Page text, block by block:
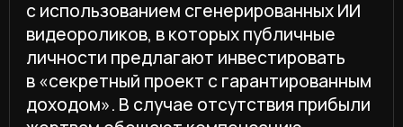
В CICADA8 отмечают, что
значительная часть выявленных
атак строится по многоступенчатой
модели. На первом этапе
пользователю предлагают простое
действие: пройти опрос,